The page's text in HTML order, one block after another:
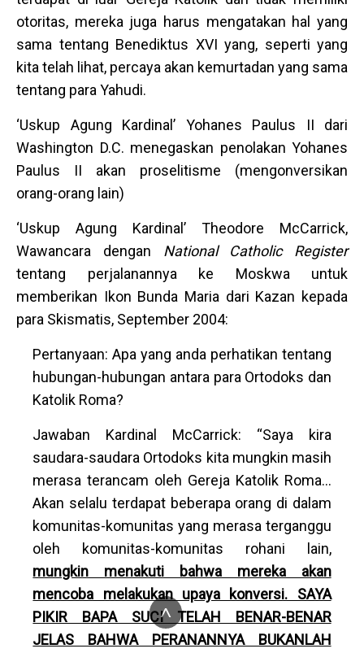
otoritas, mereka juga harus mengatakan hal yang
sama tentang Benediktus XVI yang, seperti yang
kita telah lihat, percaya akan kemurtadan yang sama
tentang para Yahudi.
‘Uskup Agung Kardinal’ Yohanes Paulus II dari
Washington D.C. menegaskan penolakan Yohanes
Paulus II akan proselitisme (mengonversikan
orang-orang lain)
‘Uskup Agung Kardinal’ Theodore McCarrick,
Wawancara dengan National Catholic Register
tentang perjalanannya ke Moskwa untuk
memberikan Ikon Bunda Maria dari Kazan kepada
para Skismatis, September 2004:
Pertanyaan: Apa yang anda perhatikan tentang
hubungan-hubungan antara para Ortodoks dan
Katolik Roma?
Jawaban Kardinal McCarrick: “Saya kira
saudara-saudara Ortodoks kita mungkin masih
merasa terancam oleh Gereja Katolik Roma...
Akan selalu terdapat beberapa orang di dalam
komunitas-komunitas yang merasa terganggu
oleh komunitas-komunitas rohani lain,
mungkin menakuti bahwa mereka akan
mencoba melakukan upaya konversi. SAYA
PIKIR BAPA SUCI TELAH BENAR-BENAR
JELAS BAHWA PERANANNYA BUKANLAH
^